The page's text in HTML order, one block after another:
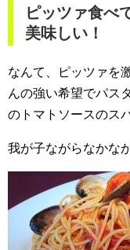
ピッツァ食べ
美味しい！
なんて、ピッツァを
んの強い希望でパス
のトマトソースのス
我が子ながらなかな